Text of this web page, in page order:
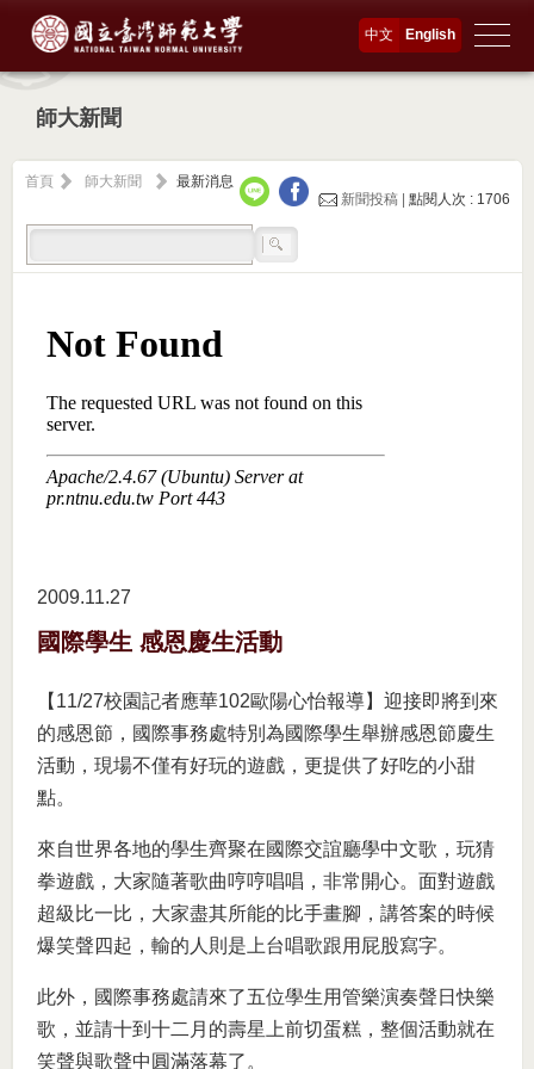
English
中文
師大新聞
首頁 師大新聞
最新消息
新聞投稿 |點閱人次 : 1706
2009.11 27
國際學生 感恩慶生活動
【11/27校園記者應華102歐陽心怡報導】迎接即將到來
的感恩節，國際事務處特別為國際學生舉辦感恩節慶生
活動，現場不僅有好玩的遊戲，更提供了好吃的小甜
點。
來自世界各地的學生齊聚在國際交誼廳學中文歌，玩猜
拳遊戲，大家隨著歌曲哼哼唱唱，非常開心。面對遊戲
超級比一比，大家盡其所能的比手畫腳，講答案的時候
爆笑聲四起，輸的人則是上台唱歌跟用屁股寫字。
此外，國際事務處請來了五位學生用管樂演奏聲日快樂
歌，並請十到十二月的壽星上前切蛋糕，整個活動就在
笑聲與歌聲中圓滿落幕了。